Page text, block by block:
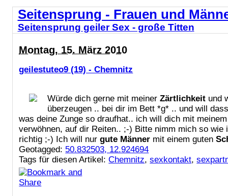
Seitensprung - Frauen und
Seitensprung geiler Sex - große Titten
Montag, 15. März 2010
geilestuteo9 (19) - Chemnitz
Würde dich gerne mit meinerZärtlichkeit und
überzeugen .. bei dir im Bett *g* .. und will
was deine Zunge so draufhat.. ich will dich mit
verwöhnen, auf dir Reiten.. ;-) Bitte nimm mich so wie
richtig ;-) Ich will nurgute Männer mit einem guten
Geotagged: 50.832503, 12.924694
Tags für diesen Artikel:Chemnitz,sexkontakt,